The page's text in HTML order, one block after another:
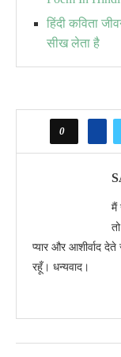
हिंदी कविता
सीख लेता है
0
मैं
प्यार और आशीर्वाद
रहूँ। धन्यवाद।